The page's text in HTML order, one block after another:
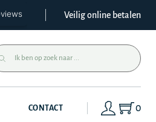
Veilig online betalen
CONTACT 0